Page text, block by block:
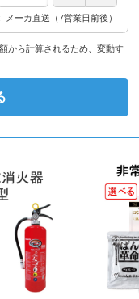
メーカ直送（7営業日前後）
から計算されるため、変動す